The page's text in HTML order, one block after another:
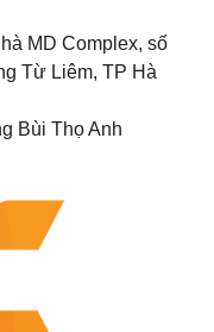
MD Complex, số
Từ Liêm, TP Hà
Bùi Thọ Anh